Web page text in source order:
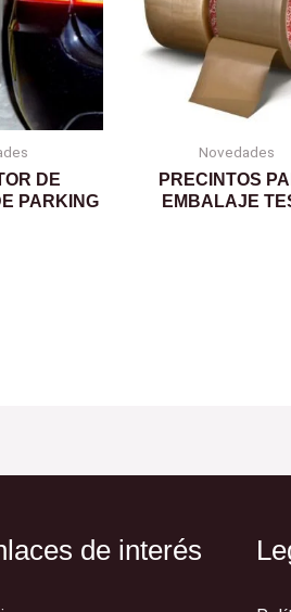
DE
PARKING
Novedades
PRECINTOS
EMBALAJE
de interés